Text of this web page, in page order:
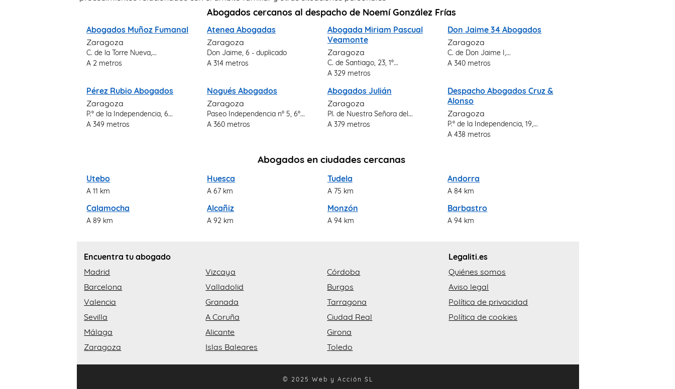
Abogados cercanos al despacho de Noemí González Frías
Abogados Muñoz Fumanal
Zaragoza
C. de la Torre Nueva,...
A 2 metros
Atenea Abogadas
Zaragoza
Don Jaime, 6 - duplicado
A 314 metros
Abogada Miriam Pascual
Veamonte
Zaragoza
C. de Santiago, 23, 1º...
A 329 metros
Don Jaime 34 Abogados
Zaragoza
C. de Don Jaime I,...
A 340 metros
Pérez Rubio Abogados
Zaragoza
P.º de la Independencia, 6...
A 349 metros
Nogués Abogados
Zaragoza
Paseo Independencia nº 5, 6º...
A 360 metros
Abogados Julián
Zaragoza
Pl. de Nuestra Señora del...
A 379 metros
Despacho Abogados Cruz &
Alonso
Zaragoza
P.º de la Independencia, 19,...
A 438 metros
Abogados en ciudades cercanas
Utebo
A 11 km
Huesca
A 67 km
Tudela
A 75 km
Andorra
A 84 km
Calamocha
A 89 km
Alcañiz
A 92 km
Monzón
A 94 km
Barbastro
A 94 km
Encuentra tu abogado
Madrid
Barcelona
Valencia
Sevilla
Málaga
Zaragoza
Vizcaya
Valladolid
Granada
A Coruña
Alicante
Islas Baleares
Córdoba
Burgos
Tarragona
Ciudad Real
Girona
Toledo
Legaliti.es
Quiénes somos
Aviso legal
Política de privacidad
Política de cookies
© 2025 Web y Acción SL